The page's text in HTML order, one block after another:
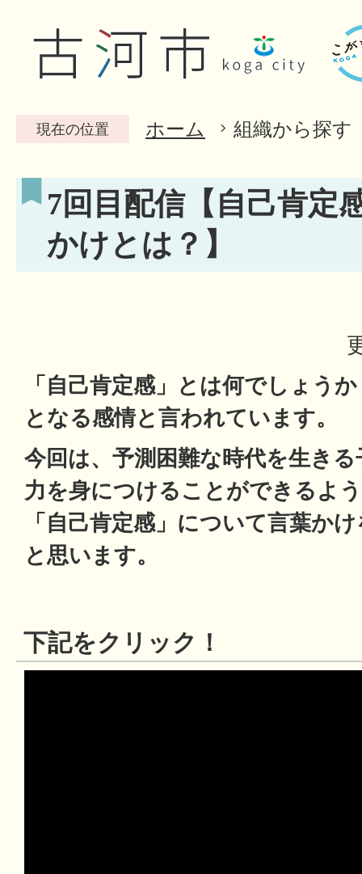
現在の位置 ホーム 組織から探す
7回目配信【自己肯定
かけとは？】
「自己肯定感」とは何でしょう
となる感情と言われています。
今回は、予測困難な時代を生き
力を身につけることができるよ
「自己肯定感」について言葉か
と思います。
下記をクリック！